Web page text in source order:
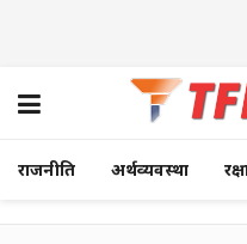
राजनीति अर्थव्यवस्था